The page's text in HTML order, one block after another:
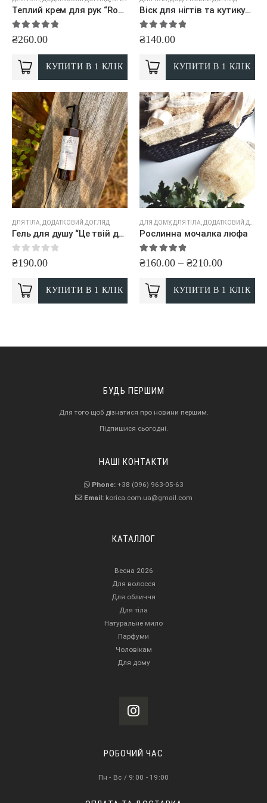
Теплий крем для рук “Rose”
5.00out of 5
₴260.00
КУПИТИ В 1 КЛІК
Віск для нігтів та кутикули
5.00out of 5
₴140.00
КУПИТИ В 1 КЛІК
ДЛЯ ТІЛА ДОДАТКОВИЙ ДОГЛЯД
Гель для душу “Це твій день”
0out of 5
₴190.00
КУПИТИ В 1 КЛІК
ДЛЯ ДОМУ, ДЛЯ ТІЛА ДОДАТКОВИЙ ДОГЛЯД
Рослинна мочалка люфа
5.00out of 5
₴160.00 – ₴210.00
КУПИТИ В 1 КЛІК
БУДЬ ПЕРШИМ
Для того щоб дізнатися про новини першим.
Підпишися сьогодні.
НАШІ КОНТАКТИ
Phone: +38 (096) 963-05-63
Email: korica.com.ua@gmail.com
КАТАЛЛОГ
Весна 2026
Для волосся
Для обличчя
Для тіла
Натуральне мило
Парфуми
Чоловікам
Для дому
РОБОЧИЙ ЧАС
Пн - Вс / 9:00 - 19:00